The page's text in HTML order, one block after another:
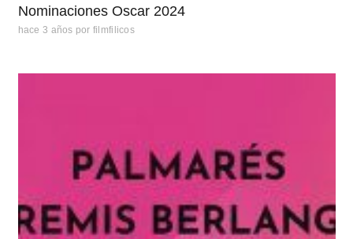
Nominaciones Oscar 2024
hace 3 años por filmfilicos